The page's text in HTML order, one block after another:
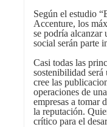
Según el estudio
Accenture, los
se podría
social serán parte
Casi todas las
sostenibilidad
cree las
operaciones de
empresas a tomar
la reputación.
crítico para el